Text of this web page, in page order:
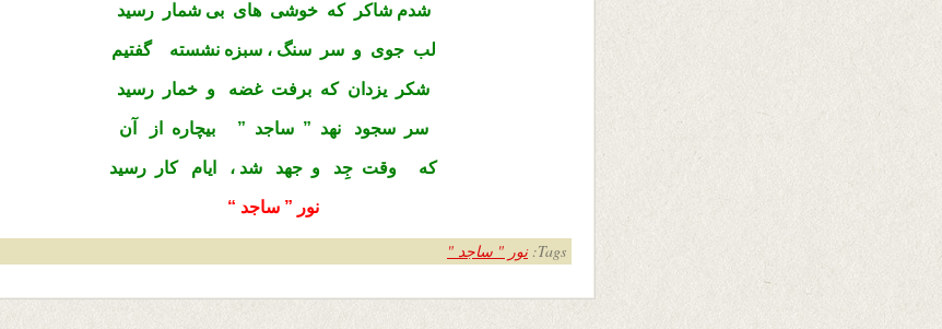
شدم شاکر که خوشی های بی شمار رسید
لب جوی و سر سنگ ، سبزه نشسته گفتیم
شکر یزدان که برفت غضه و خمار رسید
سر سجود نهد ” ساجد ” بیچاره از آن
که وقت جِد و جهد شد ، ایام کار رسید
نور ” ساجد “
Tags: نور " ساجد "